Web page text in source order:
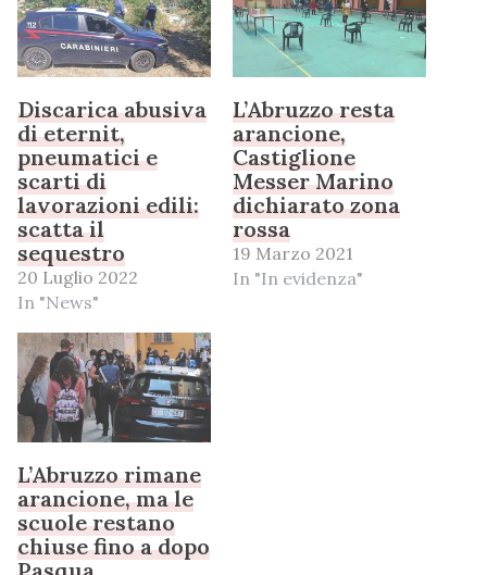
Discarica abusiva
di eternit,
pneumatici e
scarti di
lavorazioni edili:
scatta il
sequestro
20 Luglio 2022
In "News"
L’Abruzzo resta
arancione,
Castiglione
Messer Marino
dichiarato zona
rossa
19 Marzo 2021
In "In evidenza"
L’Abruzzo rimane
arancione, ma le
scuole restano
chiuse fino a dopo